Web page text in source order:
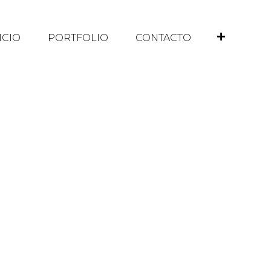
PORTFOLIO CONTACTO